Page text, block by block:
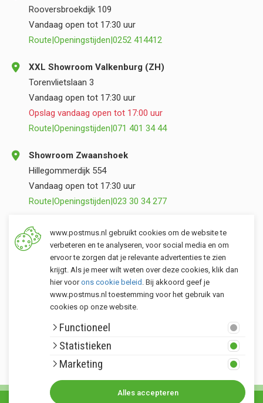
Klantenservice
Postmus merken
Rooversbroekdijk 109
Vandaag open tot 17:30 uur
Route|Openingstijden|0252 414412
XXL Showroom Valkenburg (ZH)
Torenvlietslaan 3
Vandaag open tot 17:30 uur
Opslag vandaag open tot 17:00 uur
Route|Openingstijden|071 401 34 44
Showroom Zwaanshoek
Hillegommerdijk 554
Vandaag open tot 17:30 uur
Route|Openingstijden|023 30 34 277
Opslag Valkenburg (ZH)
Torenvlietslaan 3
Vandaag open tot 17:00 uur
Route|Openingstijden |071 401 34 44
www.postmus.nl gebruikt cookies om de website te
verbeteren en te analyseren, voor social media en om
ervoor te zorgen dat je relevante advertenties te zien
krijgt. Als je meer wilt weten over deze cookies, klik dan
hier voorons cookie beleid . Bij akkoord geef je
www.postmus.nl toestemming voor het gebruik van
cookies op onze website.
Functioneel
Statistieken
Marketing
Alles accepteren